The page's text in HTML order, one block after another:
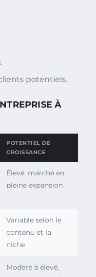
potentiels.
À
POTENTIEL DE
CROISSANCE
Élevé, marché en
pleine expansion
Variable selon le
contenu et la
niche
Modéré à élevé,